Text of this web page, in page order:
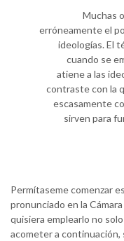
Muchas
erróneamente el
ideologías. El
cuando se
atiene a las
contraste con la
escasamente
sirven para
Permítaseme comenzar
pronunciado en la
quisiera emplearlo no
acometer a